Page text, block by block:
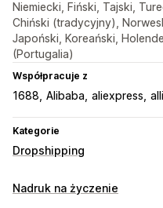
Niemiecki, Fiński, Tajski,
Chiński (tradycyjny),
Japoński, Koreański,
(Portugalia)
Współpracuje z
1688 Alibaba aliexpress
Kategorie
Dropshipping
Produkty, które możesz
Nadruk na życzenie